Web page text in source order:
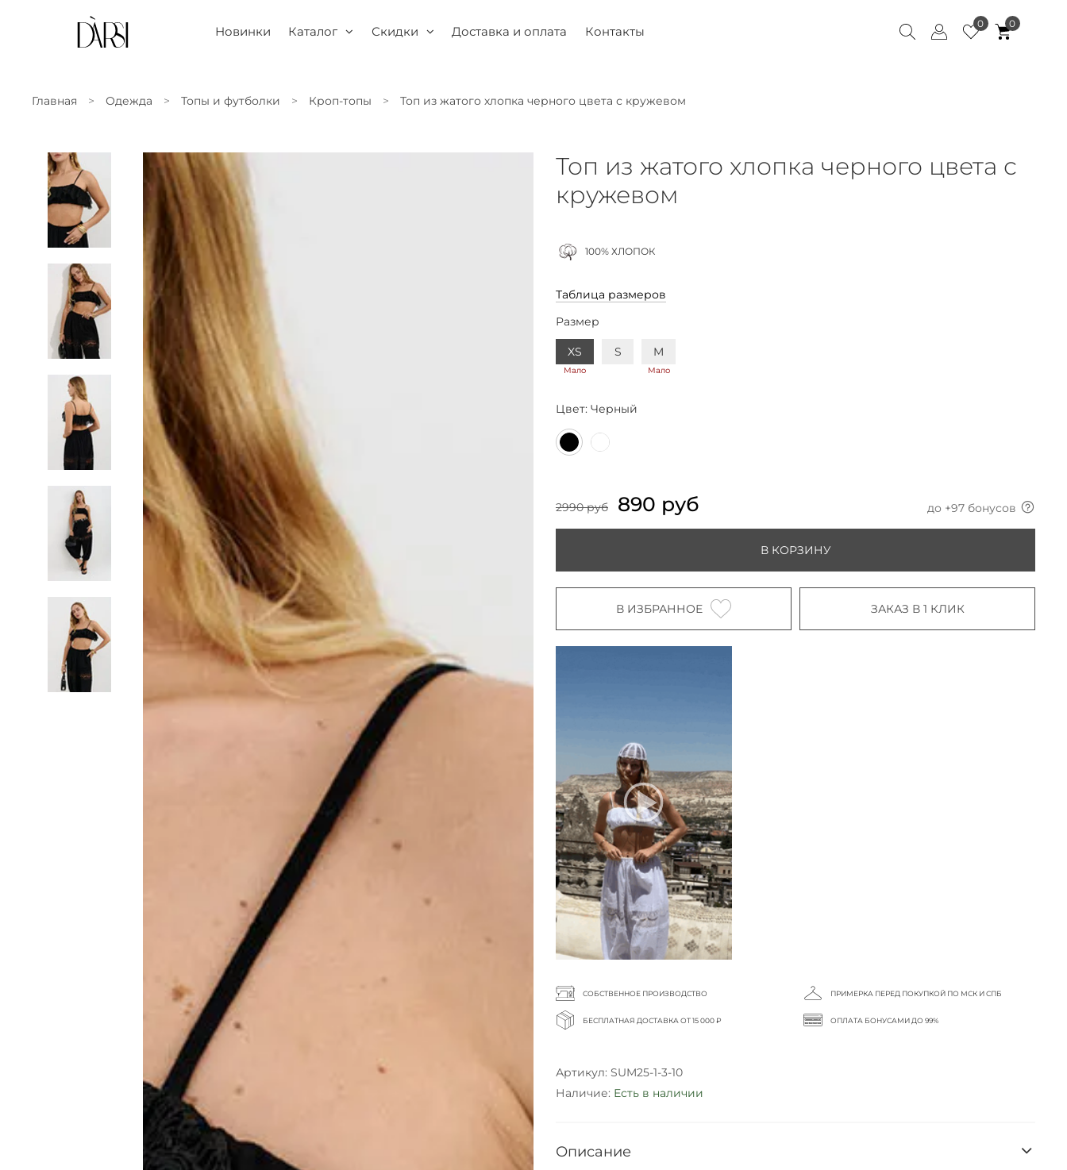
Новинки Каталог Скидки Доставка и оплата Контакты
0 0
Главная Одежда Топы и футболки Кроп-топы Топ из жатого хлопка черного цвета с кружевом
Топ из жатого хлопка черного цвета с
кружевом
100% ХЛОПОК
Таблица размеров
Размер
XS
Мало
S M
Мало
Цвет: Черный
2990 руб 890 руб до +97 бонусов
В КОРЗИНУ
В ИЗБРАННОЕ ЗАКАЗ В 1 КЛИК
СОБСТВЕННОЕ ПРОИЗВОДСТВО
БЕСПЛАТНАЯ ДОСТАВКА ОТ 15 000 ₽
ПРИМЕРКА ПЕРЕД ПОКУПКОЙ ПО МСК И СПБ
ОПЛАТА БОНУСАМИ ДО 99%
Артикул: SUM25-1-3-10
Наличие: Есть в наличии
Описание